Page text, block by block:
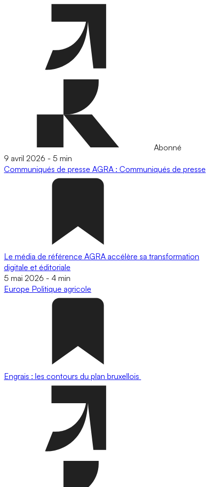
Abonné
9 avril 2026 - 5 min
Communiqués de presse AGRA : Communiqués de presse
Le média de référence AGRA accélère sa transformation
digitale et éditoriale
5 mai 2026 - 4 min
Europe Politique agricole
Engrais : les contours du plan bruxellois